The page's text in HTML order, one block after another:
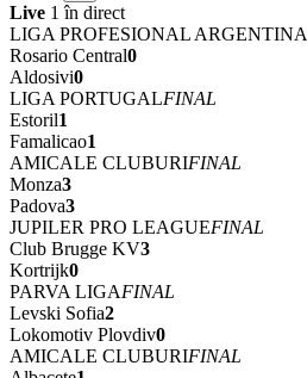
Live 1 în direct
LIGA PROFESIONAL ARGENTINA
Rosario Central0
Aldosivi0
LIGA PORTUGALFINAL
Estoril1
Famalicao1
AMICALE CLUBURIFINAL
Monza3
Padova3
JUPILER PRO LEAGUEFINAL
Club Brugge KV3
Kortrijk0
PARVA LIGAFINAL
Levski Sofia2
Lokomotiv Plovdiv0
AMICALE CLUBURIFINAL